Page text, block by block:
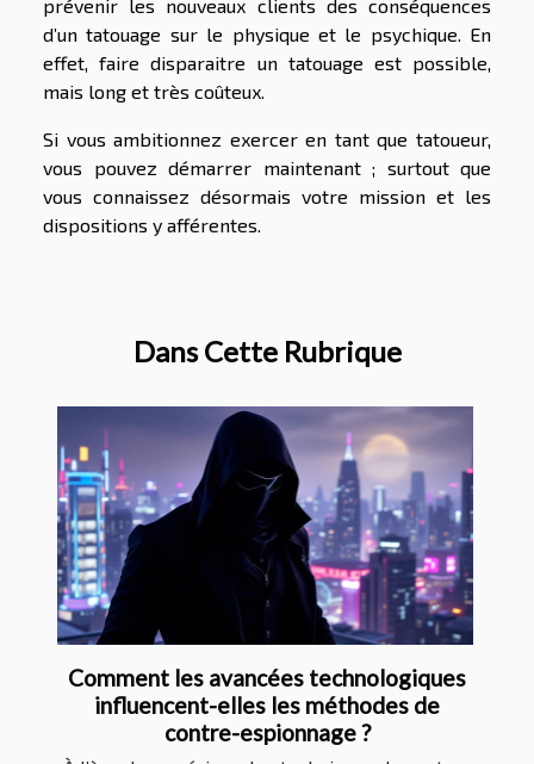
prévenir les nouveaux clients des conséquences
d’un tatouage sur le physique et le psychique. En
effet, faire disparaitre un tatouage est possible,
mais long et très coûteux.
Si vous ambitionnez exercer en tant que tatoueur,
vous pouvez démarrer maintenant ; surtout que
vous connaissez désormais votre mission et les
dispositions y afférentes.
Dans Cette Rubrique
Comment les avancées technologiques
influencent-elles les méthodes de
contre-espionnage ?